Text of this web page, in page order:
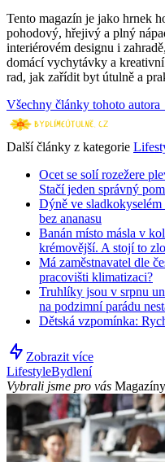
Tento magazín je jako hrnek
pohodový, hřejivý a plný
interiérovém designu i
domácí vychytávky a
rad, jak zařídit byt útulně a
Všechny články tohoto
Další články z kategorie
Ocet se solí rozežere
Stačí jeden správný
Dýně ve
bez ananasu
Banán místo másla v
krémovější. A stojí to
Má zaměstnavatel dle
pracovišti klimatizaci?
Truhlíky jsou v srpnu
na podzimní parádu
Dětská vzpomínka:
Zobrazit více
LifestyleBydlení
Vybrali jsme pro vás